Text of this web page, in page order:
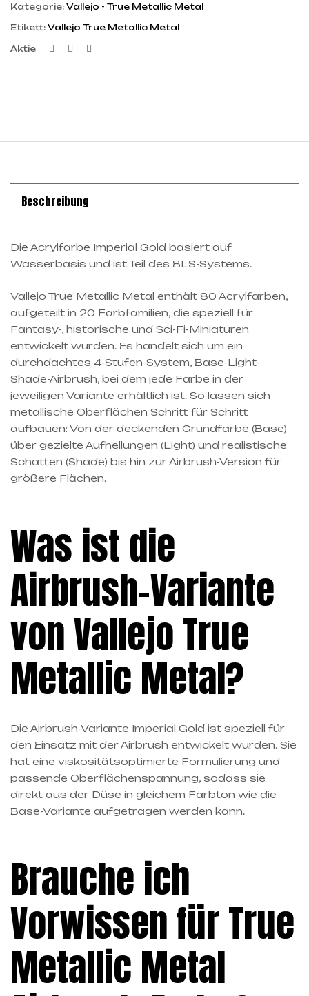
Kategorie: Vallejo - True Metallic Metal
Etikett: Vallejo True Metallic Metal
Aktie Facebook
Twitter
Beschreibung
Die Acrylfarbe Imperial Gold basiert auf
Wasserbasis und ist Teil des BLS-Systems.
Vallejo True Metallic Metal enthält 80 Acrylfarben,
aufgeteilt in 20 Farbfamilien, die speziell für
Fantasy-, historische und Sci-Fi-Miniaturen
entwickelt wurden. Es handelt sich um ein
durchdachtes 4-Stufen-System, Base-Light-
Shade-Airbrush, bei dem jede Farbe in der
jeweiligen Variante erhältlich ist. So lassen sich
metallische Oberflächen Schritt für Schritt
aufbauen: Von der deckenden Grundfarbe (Base)
über gezielte Aufhellungen (Light) und realistische
Schatten (Shade) bis hin zur Airbrush-Version für
größere Flächen.
Was ist die
Airbrush-Variante
von Vallejo True
Metallic Metal?
Die Airbrush-Variante Imperial Gold ist speziell für
den Einsatz mit der Airbrush entwickelt wurden. Sie
hat eine viskositätsoptimierte Formulierung und
passende Oberflächenspannung, sodass sie
direkt aus der Düse in gleichem Farbton wie die
Base-Variante aufgetragen werden kann.
Brauche ich
Vorwissen für True
Metallic Metal